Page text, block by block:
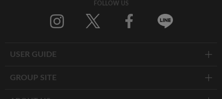
FOLLOW US
USER GUIDE
GROUP SITE